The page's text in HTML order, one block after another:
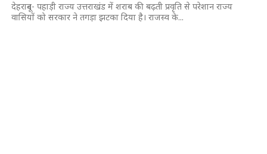
देहरादून- पहाड़ी राज्य उत्तराखंड में शराब की बढ़ती प्रवृति से परेशान राज्य
वासियों को सरकार ने तगड़ा झटका दिया है। राजस्व के...